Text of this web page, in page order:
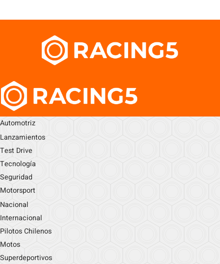
Automotriz
Lanzamientos
Test Drive
Tecnología
Seguridad
Motorsport
Nacional
Internacional
Pilotos Chilenos
Motos
Superdeportivos